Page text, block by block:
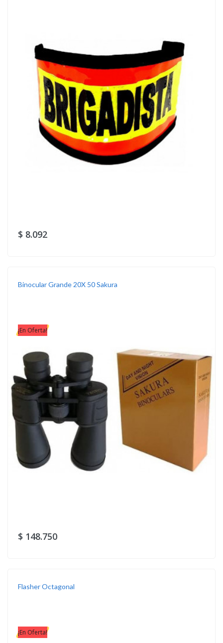
$ 8.092
Binocular Grande 20X 50 Sakura
¡En Oferta!
$ 148.750
Flasher Octagonal
¡En Oferta!